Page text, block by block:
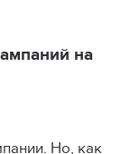
на
Но, как